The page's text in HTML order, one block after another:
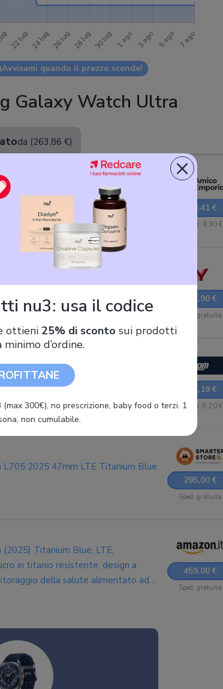
Ricarica
wireless 10 W
Peso
60,5 g
Avvisami quando il prezzo scende!
Galaxy Watch Ultra
da (263,86 €)
L705 (2025) 47mm Titanium blue
290,41 €
+ Sped. 9,90 €
293,90 €
Sped. gratuita
Galaxy Watch Ultra 47mm
294,19 €
+ Sped. 8,20 €
L705 2025 47mm LTE Titanium Blue
295,00 €
Sped. gratuita
Titanium Blue, LTE,
in titanio resistente, design a
della salute alimentato ad
459,00 €
Sped. gratuita
×
nu3: usa il codice
ottieni 25% di sconto sui prodotti
minimo d’ordine.
300€), no prescrizione, baby food o terzi. 1
non cumulabile.